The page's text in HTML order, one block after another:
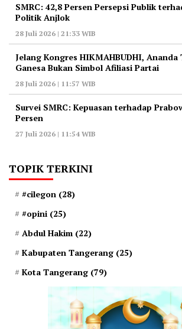
‎SMRC: 42,8 Persen Persepsi Publik
Politik Anjlok
28 Juli 2026 | 21:33 WIB
‎Jelang Kongres HIKMAHBUDHI, Ananda
Ganesa Bukan Simbol Afiliasi Partai
28 Juli 2026 | 11:57 WIB
‎Survei SMRC: Kepuasan terhadap
Persen
27 Juli 2026 | 11:54 WIB
TOPIK TERKINI
#cilegon (28)
#opini (25)
Abdul Hakim (22)
Kabupaten Tangerang (25)
Kota Tangerang (79)